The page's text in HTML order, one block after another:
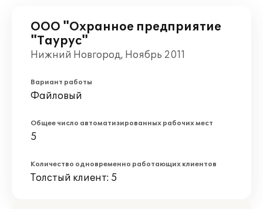
ООО "Охранное предприятие
"Таурус"
Нижний Новгород, Ноябрь 2011
Вариант работы
Файловый
Общее число автоматизированных рабочих мест
5
Количество одновременно работающих клиентов
Толстый клиент: 5